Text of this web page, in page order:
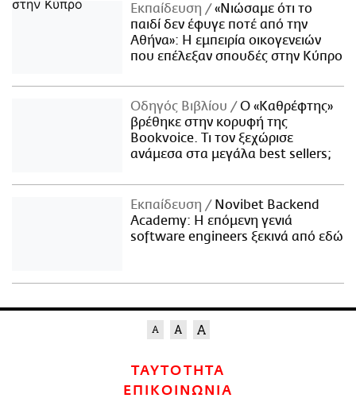
Εκπαίδευση
«Νιώσαμε ότι το
παιδί δεν έφυγε ποτέ από την
Αθήνα»: Η εμπειρία οικογενειών
που επέλεξαν σπουδές στην Κύπρο
Οδηγός Βιβλίου
Ο «Καθρέφτης»
βρέθηκε στην κορυφή της
Bookvoice. Τι τον ξεχώρισε
ανάμεσα στα μεγάλα best sellers;
Εκπαίδευση
Novibet Backend
Academy: Η επόμενη γενιά
software engineers ξεκινά από εδώ
ΤΑΥΤΟΤΗΤΑ
ΕΠΙΚΟΙΝΩΝΙΑ